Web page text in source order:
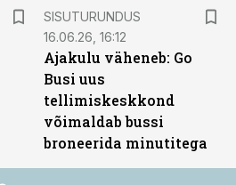
SISUTURUNDUS
16.06.26, 16:12
Ajakulu väheneb: Go
Busi uus
tellimiskeskkond
võimaldab bussi
broneerida minutitega